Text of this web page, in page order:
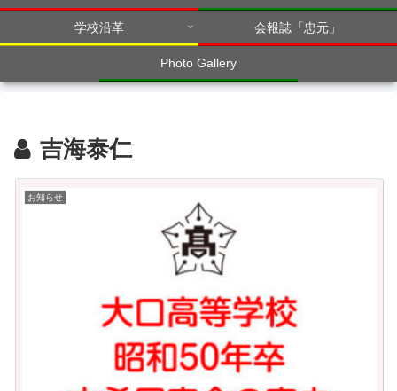
学校沿革 会報誌「忠元」
Photo Gallery
吉海泰仁
お知らせ